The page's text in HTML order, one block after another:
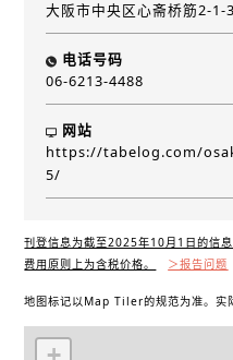
大阪市中央区心斋桥筋2-1-3
电话号码
06-6213-4488
网站
https://tabelog.com/
5/
刊登信息为截至2025年10月1日的信
费用原则上为含税价格。
＞报告问题
地图标记以Map Tiler的规范为准。实